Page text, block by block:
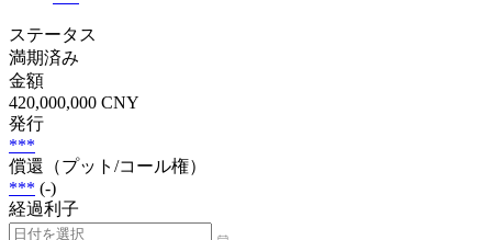
ステータス
満期済み
金額
420,000,000 CNY
発行
***
償還（プット/コール権）
*** (-)
経過利子